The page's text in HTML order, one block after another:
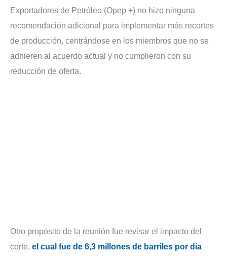
Exportadores de Petróleo (Opep +) no hizo ninguna
recomendación adicional para implementar más recortes
de producción, centrándose en los miembros que no se
adhieren al acuerdo actual y no cumplieron con su
reducción de oferta.
Otro propósito de la reunión fue revisar el impacto del
corte, el cual fue de 6,3 millones de barriles por día